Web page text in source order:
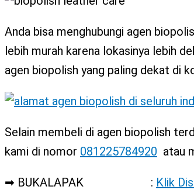
Anda bisa menghubungi agen
lebih murah karena lokasinya lebih
agen biopolish yang paling dekat di
Selain membeli di agen biopolish
kami di nomor 081225784920 atau
➡ BUKALAPAK : Klik